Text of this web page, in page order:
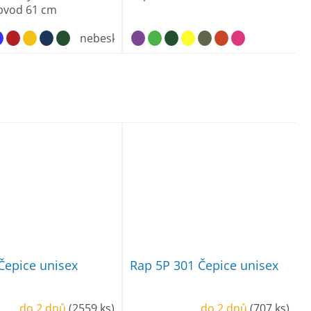
unisex Rap 5P 301 Čepice unisex
61 cm
nebesky modrá